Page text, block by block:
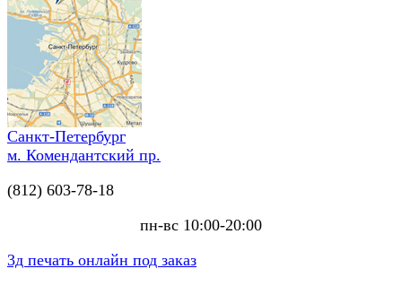
Санкт-Петербург
м. Комендантский пр.
(812) 603-78-18
пн-вс 10:00-20:00
3д печать онлайн под заказ